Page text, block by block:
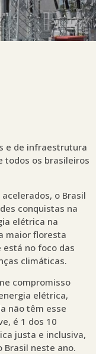
e de infraestrutura
todos os brasileiros
o Brasil
conquistas na
elétrica na
maior floresta
no foco das
climáticas.
compromisso
elétrica,
não têm esse
é 1 dos 10
justa e inclusiva,
Brasil neste ano.